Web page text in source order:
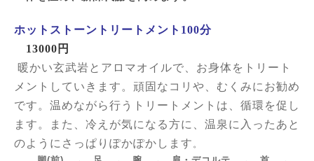
ホットストーントリートメント100分
13000円
暖かい玄武岩とアロマオイルで、お身体をトリート
メントしていきます。頑固なコリや、むくみにお勧め
です。温めながら行うトリートメントは、循環を促し
ます。また、冷えが気になる方に、温泉に入ったあと
のようにさっぱりぽかぽかします 。